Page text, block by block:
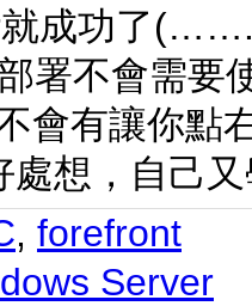
成功了
署不會需要
會有讓你點
想，自己又
, forefront
Server